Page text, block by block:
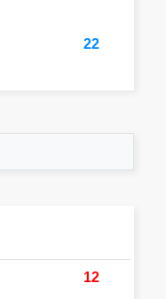
22
12